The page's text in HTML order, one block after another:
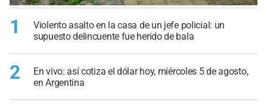
1
Violento asalto en la casa de un jefe policial: un
supuesto delincuente fue herido de bala
2
En vivo: así cotiza el dólar hoy, miércoles 5 de agosto,
en Argentina